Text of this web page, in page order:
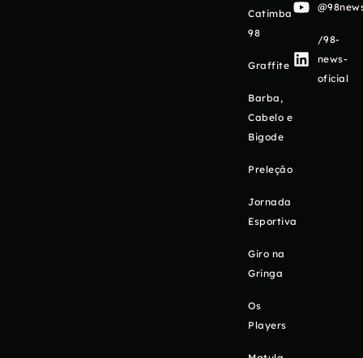
Catimba
98
Graffite
Barba,
Cabelo e
Bigode
Preleção
Jornada
Esportiva
Giro na
Gringa
Os
Players
/98-
news-
oficial